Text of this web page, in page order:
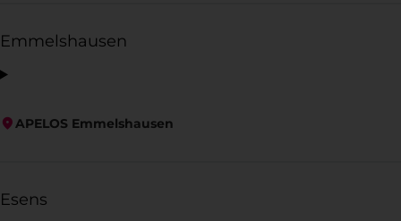
Emmelshausen
APELOS Emmelshausen
Esens